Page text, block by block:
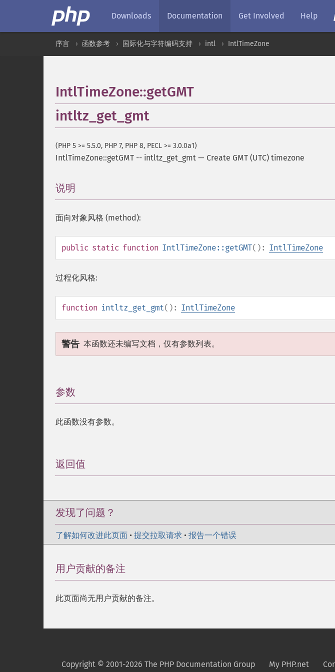
Downloads Documentation Get Involved Help
序言 函数参考 国际化与字符编码支持 intl IntlTimeZone
IntlTimeZone::getGMT
intltz_get_gmt
(PHP 5 >= 5.5.0, PHP 7, PHP 8, PECL >= 3.0.0a1)
IntlTimeZone::getGMT -- intltz_get_gmt — Create GMT (UTC) timezone
说明
面向对象风格 (method):
public static function IntlTimeZone::getGMT(): IntlTimeZone
过程化风格:
function intltz_get_gmt(): IntlTimeZone
警告 本函数还未编写文档，仅有参数列表。
参数
此函数没有参数。
返回值
发现了问题？
了解如何改进此页面 • 提交拉取请求 • 报告一个错误
用户贡献的备注
此页面尚无用户贡献的备注。
Copyright © 2001-2026 The PHP Documentation Group My PHP.net